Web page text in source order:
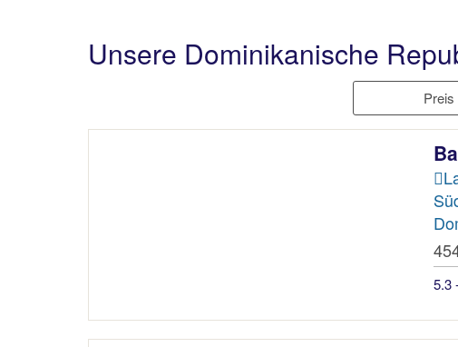
Unsere Dominikanische
Preis
5.3